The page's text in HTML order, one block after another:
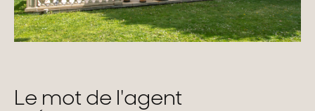
Le mot de l'agent